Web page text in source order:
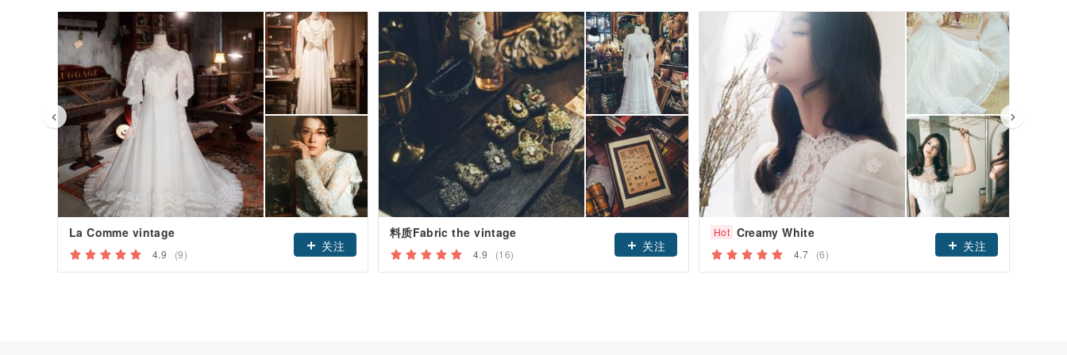
La Comme vintage
4.9 (9)
关注
料质Fabric the vintage
4.9 (16)
关注
Hot Creamy White
4.7 (6)
关注